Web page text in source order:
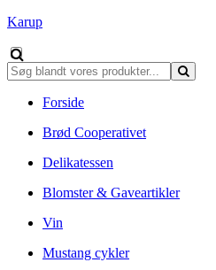
Karup
Forside
Brød Cooperativet
Delikatessen
Blomster & Gaveartikler
Vin
Mustang cykler